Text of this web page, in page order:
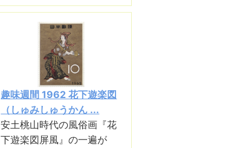
趣味週間 1962 花下遊楽図
（しゅみしゅうかん ...
安土桃山時代の風俗画『花
下遊楽図屏風』の一遍が